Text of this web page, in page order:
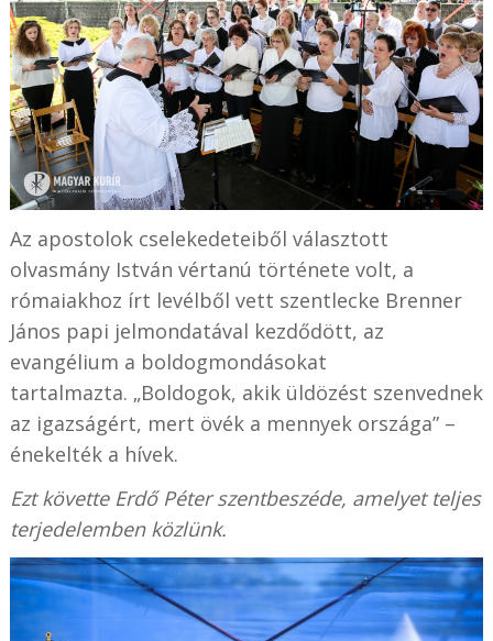
Az apostolok cselekedeteiből választott
olvasmány István vértanú története volt, a
rómaiakhoz írt levélből vett szentlecke Brenner
János papi jelmondatával kezdődött, az
evangélium a boldogmondásokat
tartalmazta. „Boldogok, akik üldözést szenvednek
az igazságért, mert övék a mennyek országa” –
énekelték a hívek.
Ezt követte Erdő Péter szentbeszéde, amelyet teljes
terjedelemben közlünk.